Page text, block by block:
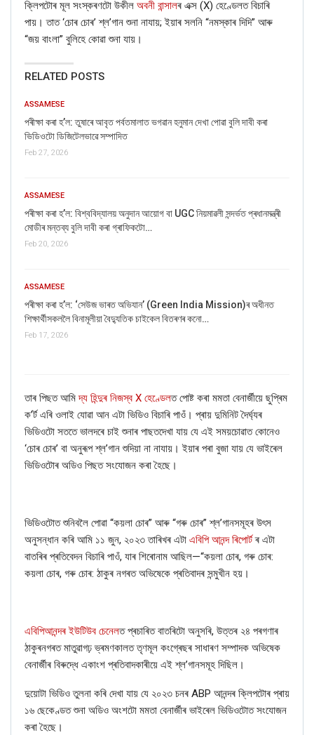
এই তথ্যৰ পৰাই স্পষ্ট হয়, ২বছৰ পূৰ্বৰ ভিডিও এটাকেই শেহতীয়া পঞ্জাবৰ তান্ত্ৰিক
আপোনাৰো যদি কোনো তথ্য বা বাতৰি সম্পৰ্কে জানিবলগীয়া আছে, তেন্তে
11 7127 9799– এই নম্বৰত হোৱাটচএপ কৰক
ক্লিপটোৰ মূল সংস্কৰণটো উকীল অবনী বান্সালৰ এক্স (X) হেণ্ডেলত বিচাৰি
পায়। তাত ‘চোৰ চোৰ’ শ্ল’গান শুনা নাযায়; ইয়াৰ সলনি “নমস্কাৰ দিদি” আৰু
“জয় বাংলা” বুলিহে কোৱা শুনা যায়।
RELATED POSTS
ASSAMESE
পৰীক্ষা কৰা হ’ল: তুষাৰে আবৃত পৰ্বতমালাত ভগৱান হনুমান দেখা পোৱা বুলি দাবী কৰা
ভিডিওটো ডিজিটেলভাৱে সম্পাদিত
Feb 27, 2026
ASSAMESE
পৰীক্ষা কৰা হ’ল: বিশ্ববিদ্যালয় অনুদান আয়োগ বা UGC নিয়মাৱলী সন্দৰ্ভত প্ৰধানমন্ত্ৰী
মোডীৰ মন্তব্য বুলি দাবী কৰা গ্ৰাফিকটো…
Feb 20, 2026
ASSAMESE
পৰীক্ষা কৰা হ’ল: ‘সেউজ ভাৰত অভিযান’ (Green India Mission)ৰ অধীনত
শিক্ষাৰ্থীসকললৈ বিনামূলীয়া বৈদ্যুতিক চাইকেল বিতৰণৰ কনো…
Feb 17, 2026
তাৰ পিছত আমিদ্য হিন্দুৰ নিজস্ব X হেণ্ডেলত পোষ্ট কৰা মমতা বেনাৰ্জীয়ে ছুপ্ৰিম
ক’ৰ্ট এৰি ওলাই যোৱা আন এটা ভিডিও বিচাৰি পাওঁ। প্ৰায় দুমিনিট দৈৰ্ঘ্যৰ
ভিডিওটো সততে ভালদৰে চাই শুনাৰ পাছতদেখা যায় যে এই সময়চোৱাত কোনেও
‘চোৰ চোৰ’ বা অনুৰূপ শ্ল’গান শুদিয়া না নাযায়। ইয়াৰ পৰা বুজা যায় যে ভাইৰেল
ভিডিওটোৰ অডিও পিছত সংযোজন কৰা হৈছে।
ভিডিওটোত শুনিবলৈ পোৱা “কয়লা চোৰ” আৰু “গৰু চোৰ” শ্ল’গানসমূহৰ উৎস
অনুসন্ধান কৰি আমি ১১ জুন, ২০২৩ তাৰিখৰ এটা এবিপি আনন্দ ৰিপোৰ্ট ৰ এটা
বাতৰিৰ প্ৰতিবেদন বিচাৰি পাওঁ, যাৰ শিৰোনাম আছিল—“কয়লা চোৰ, গৰু চোৰ:
কয়লা চোৰ, গৰু চোৰ: ঠাকুৰ নগৰত অভিষেকে প্ৰতিবাদৰ সন্মুখীন হয়।
এবিপিআনন্দৰ ইউটিউব চেনেলত প্ৰচাৰিত বাতৰিটো অনুসৰি, উত্তৰ ২৪ পৰগণাৰ
ঠাকুৰনগৰত মাতুৱাগঢ় ভ্ৰমণকালত তৃণমূল কংগ্ৰেছৰ সাধাৰণ সম্পাদক অভিষেক
বেনাৰ্জীৰ বিৰুদ্ধে একাংশ প্ৰতিবাদকাৰীয়ে এই শ্ল’গানসমূহ দিছিল।
দুয়োটা ভিডিও তুলনা কৰি দেখা যায় যে ২০২৩ চনৰ ABP আনন্দৰ ক্লিপটোৰ প্ৰায়
১৬ ছেকেণ্ডত শুনা অডিও অংশটো মমতা বেনাৰ্জীৰ ভাইৰেল ভিডিওটোত সংযোজন
কৰা হৈছে।